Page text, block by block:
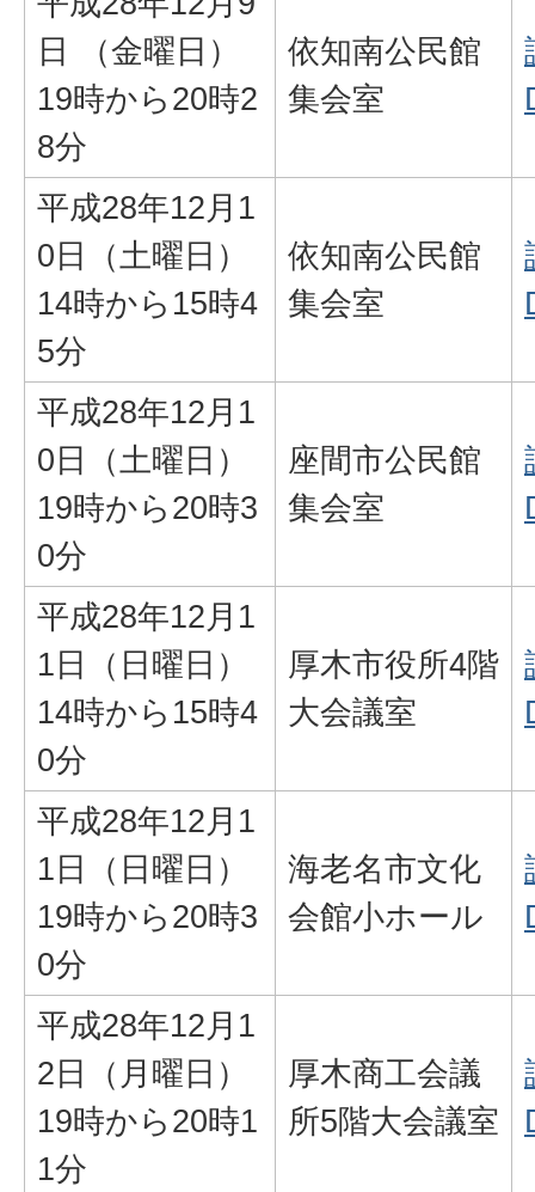
日 （金曜日）
19時から20時2
8分
依知南公民館
集会室
平成28年12月1
0日（土曜日）
14時から15時4
5分
依知南公民館
集会室
平成28年12月1
0日（土曜日）
19時から20時3
0分
座間市公民館
集会室
平成28年12月1
1日（日曜日）
14時から15時4
0分
厚木市役所4階
大会議室
平成28年12月1
1日（日曜日）
19時から20時3
0分
海老名市文化
会館小ホール
平成28年12月1
2日（月曜日）
19時から20時1
1分
厚木商工会議
所5階大会議室